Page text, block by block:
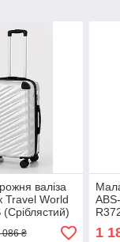
валіза
Travel World
086 ₴ 1